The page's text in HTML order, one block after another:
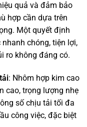
quả và đảm bảo
hợp cần dựa trên
Một quyết định
chóng, tiện lợi,
ro không đáng có.
: Nhôm hợp kim cao
cao, trọng lượng nhẹ
số chịu tải tối đa
công việc, đặc biệt